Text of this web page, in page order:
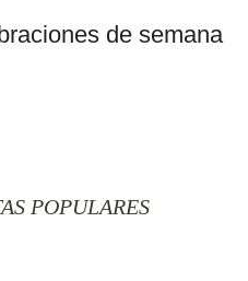
de semana
POPULARES